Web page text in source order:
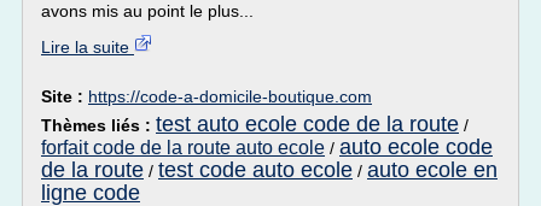
avons mis au point le plus...
Lire la suite
Site : https://code-a-domicile-boutique.com
Thèmes liés : test auto ecole code de la route /
forfait code de la route auto ecole / auto ecole code
de la route / test code auto ecole / auto ecole en
ligne code